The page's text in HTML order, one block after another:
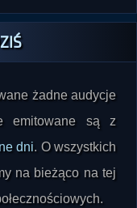
żadne audycje
emitowane są z
dni. O wszystkich
na bieżąco na tej